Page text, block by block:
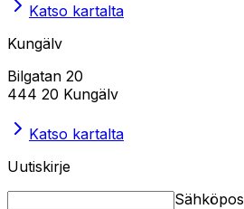
Katso kartalta
Kungälv
Bilgatan 20
444 20 Kungälv
Katso kartalta
Uutiskirje